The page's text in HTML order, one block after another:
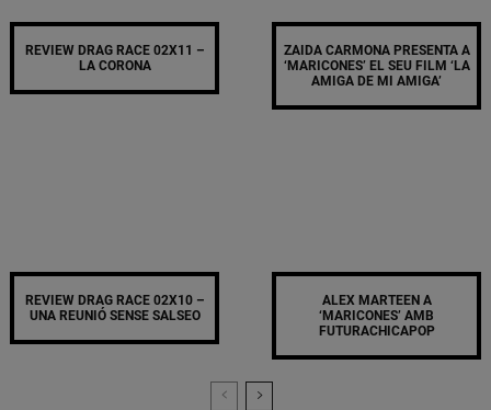
REVIEW DRAG RACE 02X11 –
LA CORONA
ZAIDA CARMONA PRESENTA A
‘MARICONES’ EL SEU FILM ‘LA
AMIGA DE MI AMIGA’
REVIEW DRAG RACE 02X10 –
UNA REUNIÓ SENSE SALSEO
ALEX MARTEEN A
‘MARICONES’ AMB
FUTURACHICAPOP